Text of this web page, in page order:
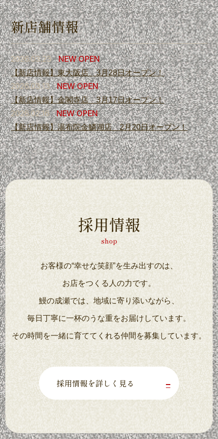
新店舗情報
2026.03.23 NEW OPEN
【新店情報】東大阪店 3月28日オープン！
2026.03.13 NEW OPEN
【新店情報】金閣寺店 3月17日オープン！
2026.02.16 NEW OPEN
【新店情報】湯布院金鱗湖店 2月20日オープン！
採用情報
shop
お客様の“幸せな笑顔”を生み出すのは、
お店をつくる人の力です。
鰻の成瀬では、地域に寄り添いながら、
毎日丁寧に一杯のうな重をお届けしています。
その時間を一緒に育ててくれる仲間を募集しています。
採用情報を詳しく見る